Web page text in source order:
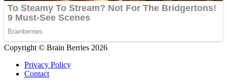
Copyright © Brain Berries 2026
Privacy Policy
Contact